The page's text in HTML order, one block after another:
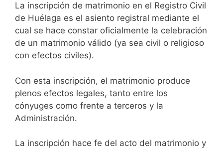
La inscripción de matrimonio en el Registro Civil
de Huélaga es el asiento registral mediante el
cual se hace constar oficialmente la celebración
de un matrimonio válido (ya sea civil o religioso
con efectos civiles).
Con esta inscripción, el matrimonio produce
plenos efectos legales, tanto entre los
cónyuges como frente a terceros y la
Administración.
La inscripción hace fe del acto del matrimonio y